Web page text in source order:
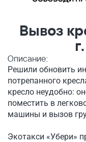
Вывоз
Описание:
Решили обновить
потрепанного
кресло неудобно:
поместить в
машины и вызов
Экотакси «Убери»